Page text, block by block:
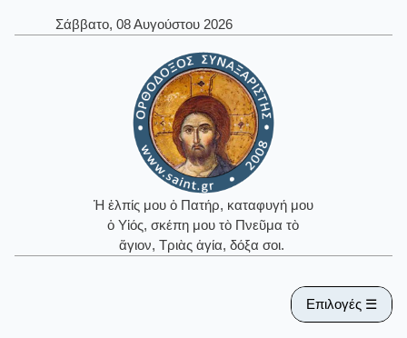
Σάββατο, 08 Αυγούστου 2026
Ἡ ἐλπίς μου ὁ Πατήρ, καταφυγή μου
ὁ Υἱός, σκέπη μου τὸ Πνεῦμα τὸ
ἅγιον, Τριὰς ἁγία, δόξα σοι.
Επιλογές ☰